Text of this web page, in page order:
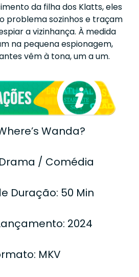
da filha dos Klatts, eles
problema sozinhos e traçam
a vizinhança. À medida
na pequena espionagem,
vêm à tona, um a um.
Wanda?
/ Comédia
Duração: 50 Min
2024
MKV